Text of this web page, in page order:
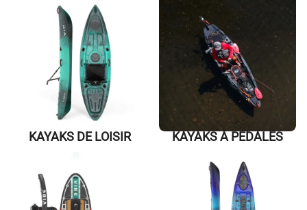
KAYAKS DE LOISIR KAYAKS À PÉDALES